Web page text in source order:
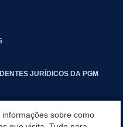
JURÍDICOS DA PGM
sobre como